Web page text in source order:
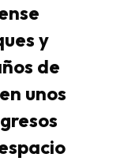
y
de
unos